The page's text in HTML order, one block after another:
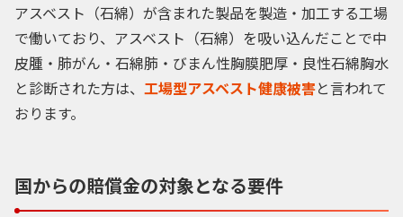
アスベスト（石綿）が含まれた製品を製造・加工する工場
で働いており、アスベスト（石綿）を吸い込んだことで中
皮腫・肺がん・石綿肺・びまん性胸膜肥厚・良性石綿胸水
と診断された方は、 工場型アスベスト健康被害と言われて
おります。
国からの賠償金の対象となる要件